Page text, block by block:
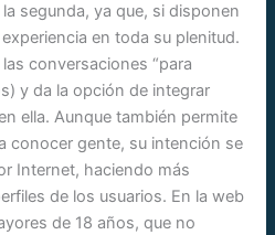
segunda, ya que, si disponen
en toda su plenitud.
conversaciones “para
y da la opción de integrar
ella. Aunque también permite
conocer gente, su intención se
Internet, haciendo más
de los usuarios. En la web
de 18 años, que no